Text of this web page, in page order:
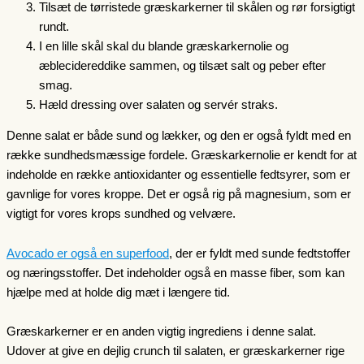
Tilsæt de tørristede græskarkerner til skålen og rør forsigtigt
rundt.
I en lille skål skal du blande græskarkernolie og
æblecidereddike sammen, og tilsæt salt og peber efter
smag.
Hæld dressing over salaten og servér straks.
Denne salat er både sund og lækker, og den er også fyldt med en
række sundhedsmæssige fordele. Græskarkernolie er kendt for at
indeholde en række antioxidanter og essentielle fedtsyrer, som er
gavnlige for vores kroppe. Det er også rig på magnesium, som er
vigtigt for vores krops sundhed og velvære.
Avocado er også en superfood, der er fyldt med sunde fedtstoffer
og næringsstoffer. Det indeholder også en masse fiber, som kan
hjælpe med at holde dig mæt i længere tid.
Græskarkerner er en anden vigtig ingrediens i denne salat.
Udover at give en dejlig crunch til salaten, er græskarkerner rige